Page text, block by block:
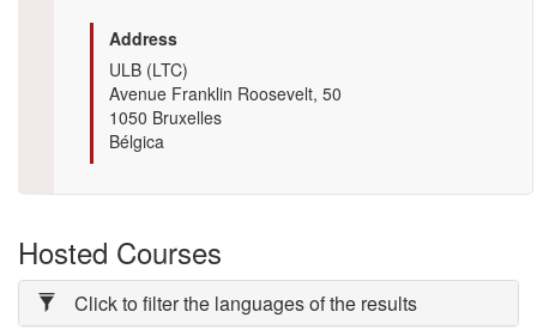
Address
ULB (LTC)
Avenue Franklin Roosevelt, 50
1050 Bruxelles
Bélgica
Hosted Courses
Click to filter the languages of the results